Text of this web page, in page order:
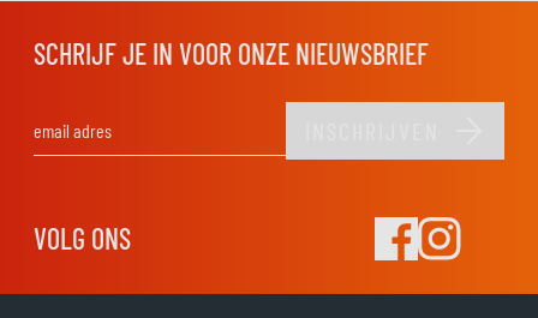
SCHRIJF JE IN VOOR ONZE NIEUWSBRIEF
VOLG ONS